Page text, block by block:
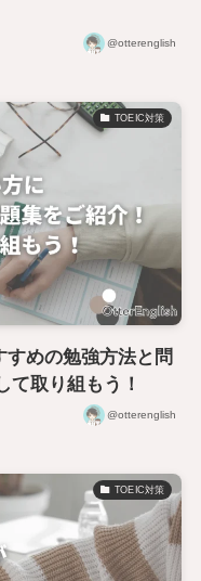
@otterenglish
TOEIC対策
めの勉強方法と問
て取り組もう！
@otterenglish
TOEIC対策